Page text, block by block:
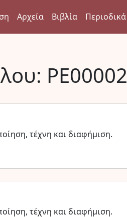
Αρχεία Βιβλία Περιοδικά
PE00002
τέχνη και διαφήμιση.
τέχνη και διαφήμιση.